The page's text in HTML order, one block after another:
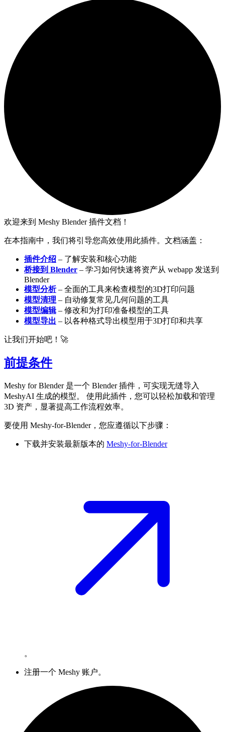
欢迎来到 Meshy Blender 插件文档！
在本指南中，我们将引导您高效使用此插件。文档涵盖：
插件介绍 – 了解安装和核心功能
桥接到 Blender – 学习如何快速将资产从 webapp 发送到
Blender
模型分析– 全面的工具来检查模型的3D打印问题
模型清理 – 自动修复常见几何问题的工具
模型编辑– 修改和为打印准备模型的工具
模型导出 – 以各种格式导出模型用于3D打印和共享
让我们开始吧！🚀
前提条件
Meshy for Blender是一个 Blender 插件，可实现无缝导入
MeshyAI 生成的模型。 使用此插件，您可以轻松加载和管理
3D 资产，显著提高工作流程效率。
要使用 Meshy-for-Blender，您应遵循以下步骤：
下载并安装最新版本的 Meshy-for-Blender
。
注册一个 Meshy 账户。